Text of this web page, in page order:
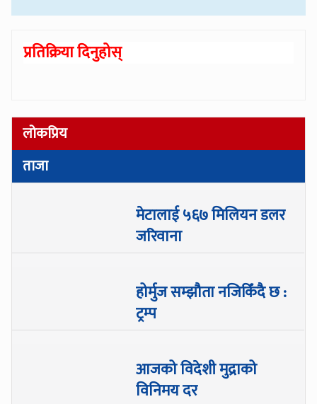
प्रतिक्रिया दिनुहोस्
लोकप्रिय
ताजा
मेटालाई ५६७ मिलियन डलर
जरिवाना
होर्मुज सम्झौता नजिकिँदै छ :
ट्रम्प
आजको विदेशी मुद्राको
विनिमय दर